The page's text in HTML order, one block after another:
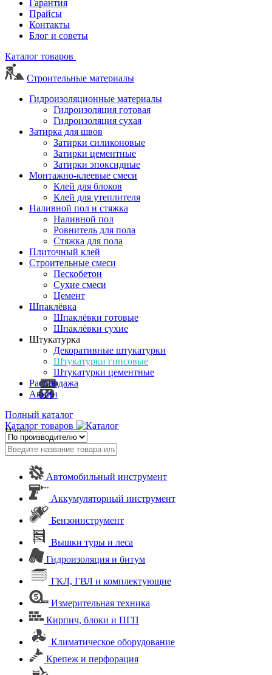
Гарантия
Прайсы
Контакты
Блог и советы
Каталог товаров
Строительные материалы
Гидроизоляционные материалы
Гидроизоляция готовая
Гидроизоляция сухая
Затирка для швов
Затирки силиконовые
Затирки цементные
Затирки эпоксидные
Монтажно-клеевые смеси
Клей для блоков
Клей для утеплителя
Наливной пол и стяжка
Наливной пол
Ровнитель для пола
Стяжка для пола
Плиточный клей
Строительные смеси
Пескобетон
Сухие смеси
Цемент
Шпаклёвка
Шпаклёвки готовые
Шпаклёвки сухие
Штукатурка
Декоративные штукатурки
Штукатурки гипсовые
Штукатурки цементные
Распродажа
Акции
Полный каталог
Каталог товаров
Найти
Автомобильный инструмент
Аккумуляторный инструмент
Бензоинструмент
Вышки туры и леса
Гидроизоляция и битум
ГКЛ, ГВЛ и комплектующие
Измерительная техника
Кирпич, блоки и ПГП
Климатическое оборудование
Крепеж и перфорация